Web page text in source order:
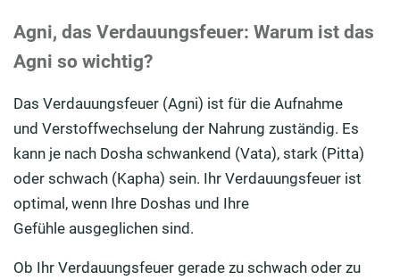
Agni, das Verdauungsfeuer: Warum ist das
Agni so wichtig?
Das Verdauungsfeuer (Agni) ist für die Aufnahme
und Verstoffwechselung der Nahrung zuständig. Es
kann je nach Dosha schwankend (Vata), stark (Pitta)
oder schwach (Kapha) sein. Ihr Verdauungsfeuer ist
optimal, wenn Ihre Doshas und Ihre
Gefühle ausgeglichen sind.
Ob Ihr Verdauungsfeuer gerade zu schwach oder zu